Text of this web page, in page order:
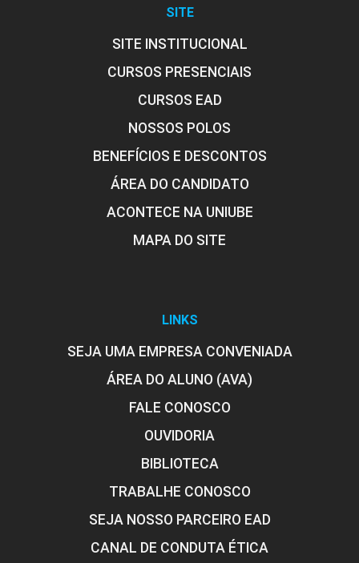
Práticas de Inclusão das Pessoas
10h
Desdobramentos na Sociedade
10h
Metodologia
SITE
SITE INSTITUCIONAL
CURSOS PRESENCIAIS
CURSOS EAD
NOSSOS POLOS
BENEFÍCIOS E DESCONTOS
ÁREA DO CANDIDATO
ACONTECE NA UNIUBE
MAPA DO SITE
LINKS
SEJA UMA EMPRESA CONVENIADA
ÁREA DO ALUNO (AVA)
FALE CONOSCO
OUVIDORIA
BIBLIOTECA
TRABALHE CONOSCO
SEJA NOSSO PARCEIRO EAD
CANAL DE CONDUTA ÉTICA